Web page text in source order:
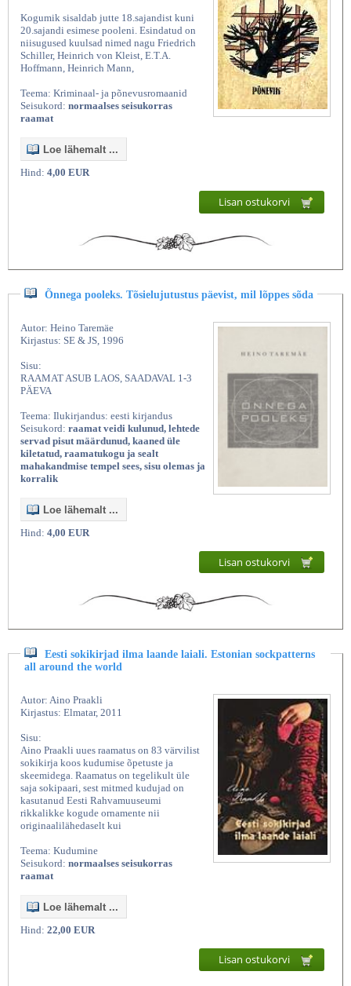
Kogumik sisaldab jutte 18.sajandist kuni
20.sajandi esimese pooleni. Esindatud on
niisugused kuulsad nimed nagu Friedrich
Schiller, Heinrich von Kleist, E.T.A.
Hoffmann, Heinrich Mann,
Teema: Kriminaal- ja põnevusromaanid
Seisukord: normaalses seisukorras
raamat
Loe lähemalt ...
Hind: 4,00 EUR
Lisan ostukorvi
Õnnega pooleks. Tõsielujutustus päevist, mil lõppes sõda
Autor: Heino Taremäe
Kirjastus: SE & JS, 1996
Sisu:
RAAMAT ASUB LAOS, SAADAVAL 1-3
PÄEVA
Teema: Ilukirjandus: eesti kirjandus
Seisukord: raamat veidi kulunud, lehtede
servad pisut määrdunud, kaaned üle
kiletatud, raamatukogu ja sealt
mahakandmise tempel sees, sisu olemas ja
korralik
Loe lähemalt ...
Hind: 4,00 EUR
Lisan ostukorvi
Eesti sokikirjad ilma laande laiali. Estonian sockpatterns
all around the world
Autor: Aino Praakli
Kirjastus: Elmatar, 2011
Sisu:
Aino Praakli uues raamatus on 83 värvilist
sokikirja koos kudumise õpetuste ja
skeemidega. Raamatus on tegelikult üle
saja sokipaari, sest mitmed kudujad on
kasutanud Eesti Rahvamuuseumi
rikkalikke kogude ornamente nii
originaalilähedaselt kui
Teema: Kudumine
Seisukord: normaalses seisukorras
raamat
Loe lähemalt ...
Hind: 22,00 EUR
Lisan ostukorvi